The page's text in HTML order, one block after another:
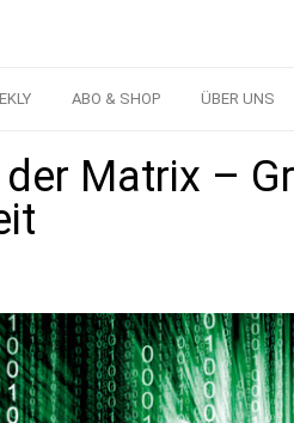
ABO & SHOP ÜBER UNS
Matrix –